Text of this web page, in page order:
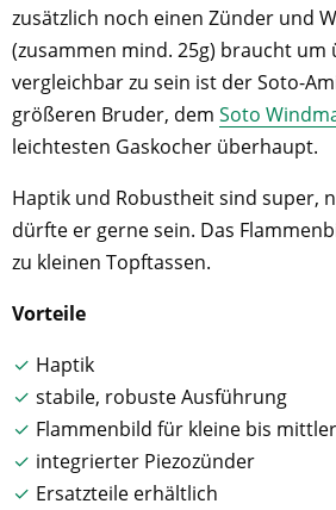
zusätzlich noch einen Zünder und
(zusammen mind. 25g) braucht
vergleichbar zu sein ist der Soto-
größeren Bruder, dem Soto
leichtesten Gaskocher überhaupt.
Haptik und Robustheit sind super,
dürfte er gerne sein. Das
zu kleinen Topftassen.
Vorteile
Haptik
stabile, robuste Ausführung
Flammenbild für kleine bis
integrierter Piezozünder
Ersatzteile erhältlich